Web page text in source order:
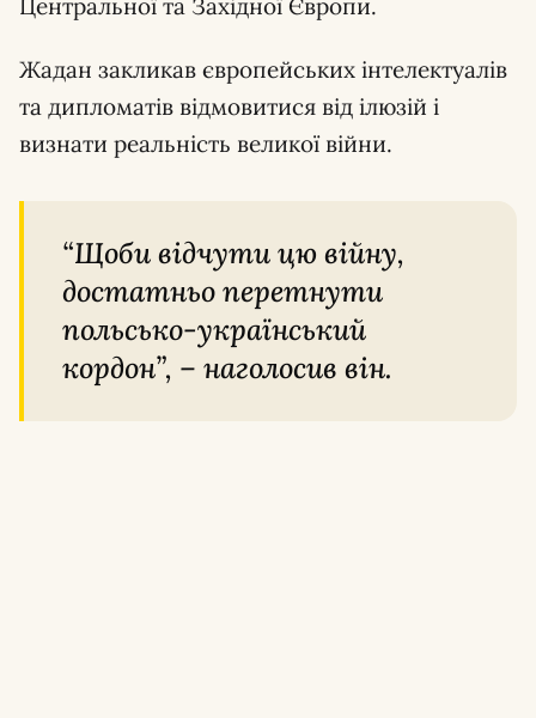
Центральної та Західної Європи.
Жадан закликав європейських інтелектуалів
та дипломатів відмовитися від ілюзій і
визнати реальність великої війни.
“Щоби відчути цю війну,
достатньо перетнути
польсько-український
кордон”, – наголосив він.